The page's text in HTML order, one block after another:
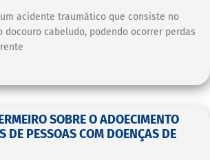
acidente traumático que consiste no
docouro cabeludo, podendo ocorrer perdas
SOBRE O ADOECIMENTO
DE PESSOAS COM DOENÇAS DE